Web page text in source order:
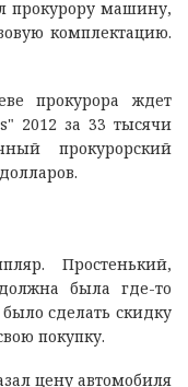
прокурору машину,
комплектацию.
прокурора ждет
2012 за 33 тысячи
прокурорский
Простенький,
была где-то
сделать скидку
покупку.
цену автомобиля